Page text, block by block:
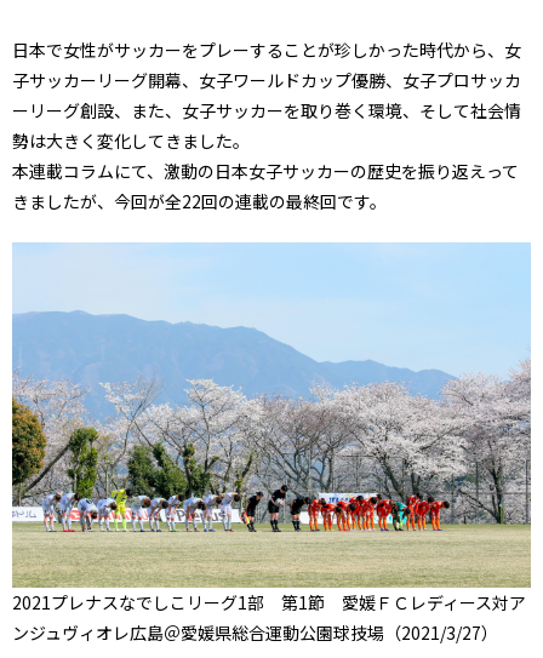
日本で女性がサッカーをプレーすることが珍しかった時代から、女
子サッカーリーグ開幕、女子ワールドカップ優勝、女子プロサッカ
ーリーグ創設、また、女子サッカーを取り巻く環境、そして社会情
勢は大きく変化してきました。
本連載コラムにて、激動の日本女子サッカーの歴史を振り返えって
きましたが、今回が全22回の連載の最終回です。
2021プレナスなでしこリーグ1部 第1節 愛媛ＦＣレディース対ア
ンジュヴィオレ広島＠愛媛県総合運動公園球技場 （2021/3/27）